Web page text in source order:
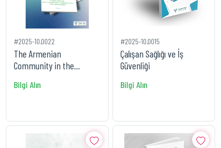
#2025-10.0022
The Armenian
Community in the
Ingushetia of t
Bilgi Alın
#2025-10.0015
Çalışan Sağlığı ve İş
Güvenliği
Bilgi Alın